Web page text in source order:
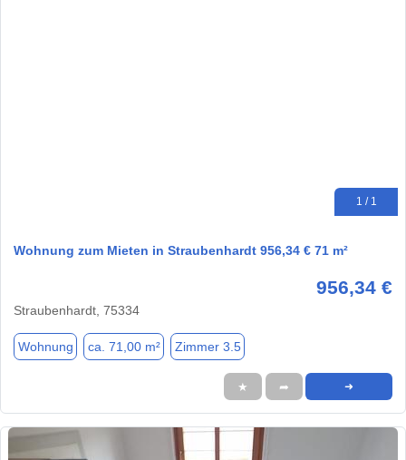
1 / 1
Wohnung zum Mieten in Straubenhardt 956,34 € 71 m²
956,34 €
Straubenhardt, 75334
Wohnung ca. 71,00 m² Zimmer 3.5
★ ➦ ➜